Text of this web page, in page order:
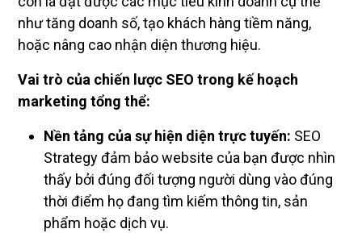
như tăng doanh số, tạo khách hàng tiềm năng,
hoặc nâng cao nhận diện thương hiệu.
Vai trò của chiến lược SEO trong kế hoạch
marketing tổng thể:
Nền tảng của sự hiện diện trực tuyến: SEO
Strategy đảm bảo website của bạn được nhìn
thấy bởi đúng đối tượng người dùng vào đúng
thời điểm họ đang tìm kiếm thông tin, sản
phẩm hoặc dịch vụ.